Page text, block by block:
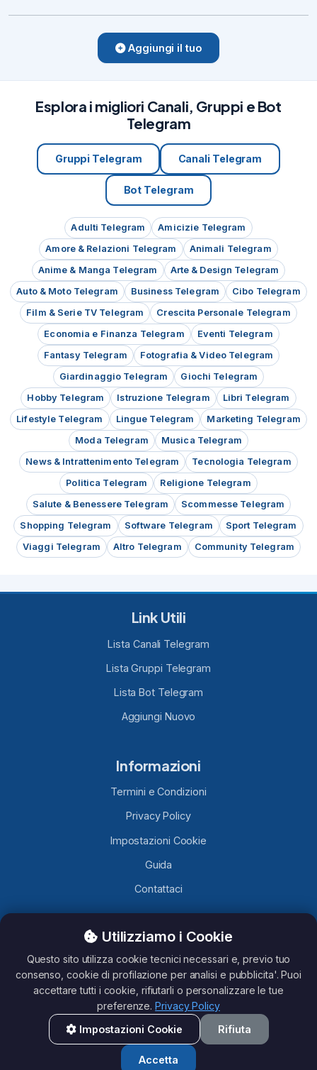
Aggiungi il tuo
Esplora i migliori Canali, Gruppi e Bot
Telegram
Gruppi Telegram Canali Telegram
Bot Telegram
Adulti Telegram
Amicizie Telegram
Amore & Relazioni Telegram
Animali Telegram
Anime & Manga Telegram
Arte & Design Telegram
Auto & Moto Telegram
Business Telegram
Cibo Telegram
Film & Serie TV Telegram
Crescita Personale Telegram
Economia e Finanza Telegram
Eventi Telegram
Fantasy Telegram
Fotografia & Video Telegram
Giardinaggio Telegram
Giochi Telegram
Hobby Telegram
Istruzione Telegram
Libri Telegram
Lifestyle Telegram
Lingue Telegram
Marketing Telegram
Moda Telegram
Musica Telegram
News & Intrattenimento Telegram
Tecnologia Telegram
Politica Telegram
Religione Telegram
Salute & Benessere Telegram
Scommesse Telegram
Shopping Telegram
Software Telegram
Sport Telegram
Viaggi Telegram
Altro Telegram Community Telegram
Link Utili
Lista Canali Telegram
Lista Gruppi Telegram
Lista Bot Telegram
Aggiungi Nuovo
Informazioni
Termini e Condizioni
Privacy Policy
Impostazioni Cookie
Guida
Contattaci
TelegramLobby.comè un sito contenente Canali, Gruppi e
Bot Telegram caricati da utenti Telegram, non ci assumiamo
nessuna responsabilità del loro contenuto. Questo sito non è
affiliato con Telegram.
All rights reserved - TelegramLobby ©2026
Utilizziamo i Cookie
Questo sito utilizza cookie tecnici necessari e, previo tuo
consenso, cookie di profilazione per analisi e pubblicita'. Puoi
accettare tutti i cookie, rifiutarli o personalizzare le tue
preferenze.Privacy Policy
Impostazioni Cookie
Rifiuta
Accetta